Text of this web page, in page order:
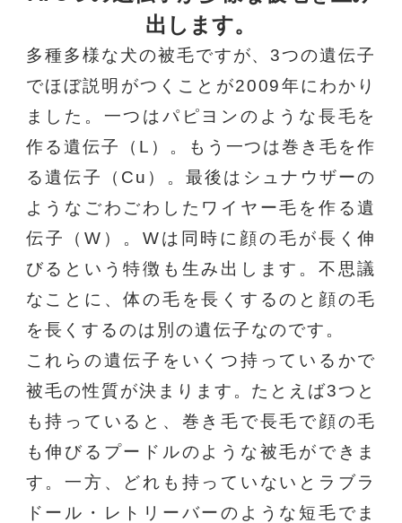
出します。
多種多様な犬の被毛ですが、3つの遺伝子
でほぼ説明がつくことが2009年にわかり
ました。一つはパピヨンのような長毛を
作る遺伝子（L）。もう一つは巻き毛を作
る遺伝子（Cu）。最後はシュナウザーの
ようなごわごわしたワイヤー毛を作る遺
伝子（W）。Wは同時に顔の毛が長く伸
びるという特徴も生み出します。不思議
なことに、体の毛を長くするのと顔の毛
を長くするのは別の遺伝子なのです。
これらの遺伝子をいくつ持っているかで
被毛の性質が決まります。たとえば3つと
も持っていると、巻き毛で長毛で顔の毛
も伸びるプードルのような被毛ができま
す。一方、どれも持っていないとラブラ
ドール・レトリーバーのような短毛でま